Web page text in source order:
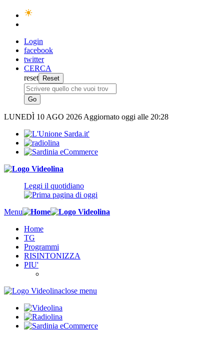
Login
facebook
twitter
CERCA
reset
LUNEDÌ 10 AGO 2026 Aggiornato oggi alle 20:28
Leggi il quotidiano
Menu
Home
TG
Programmi
RISINTONIZZA
PIU'
close menu